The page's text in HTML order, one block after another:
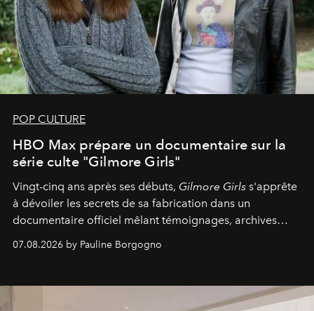
POP CULTURE
HBO Max prépare un documentaire sur la
série culte "Gilmore Girls"
Vingt-cinq ans après ses débuts, Gilmore Girls s'apprête
à dévoiler les secrets de sa fabrication dans un
documentaire officiel mêlant témoignages, archives
inédites et plongée dans les coulisses d'un phénomène
générationnel.
07.08.2026 by Pauline Borgogno